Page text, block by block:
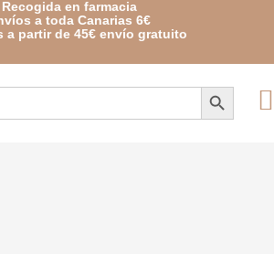
Recogida en farmacia
a toda Canarias 6€
a partir de 45€ envío gratuito
Botón de búsqueda